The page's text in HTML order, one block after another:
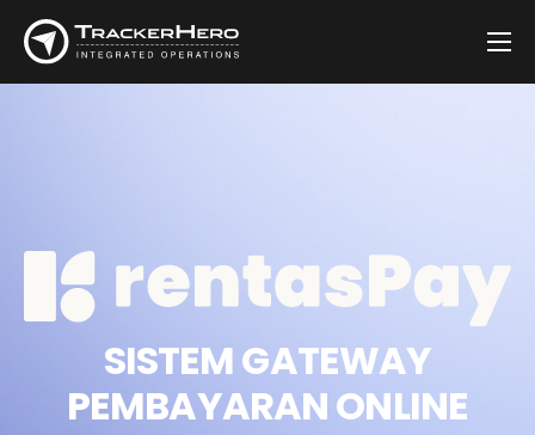
Firma
Kontak
SISTEM GATEWAY
PEMBAYARAN ONLINE